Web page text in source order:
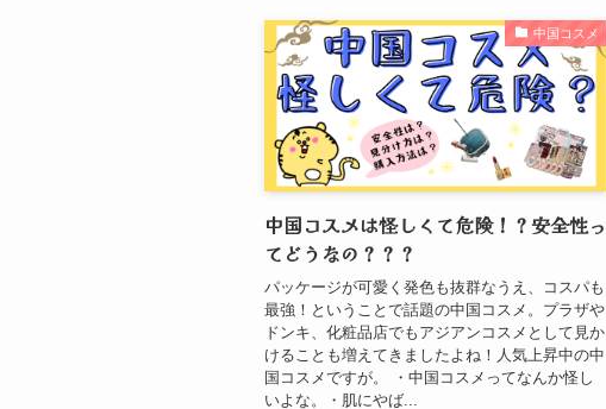
中国コスメ
中国コスメは怪しくて危険！？安全性っ
てどうなの？？？
パッケージが可愛く発色も抜群なうえ、コスパも
最強！ということで話題の中国コスメ。プラザや
ドンキ、化粧品店でもアジアンコスメとして見か
けることも増えてきましたよね！人気上昇中の中
国コスメですが。 ・中国コスメってなんか怪し
いよな。・肌にやば...